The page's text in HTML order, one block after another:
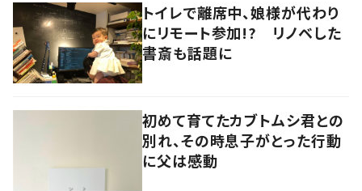
トイレで離席中、娘様が代わり
にリモート参加!? リノベした
書斎も話題に
初めて育てたカブトムシ君との
別れ、その時息子がとった行動
に父は感動